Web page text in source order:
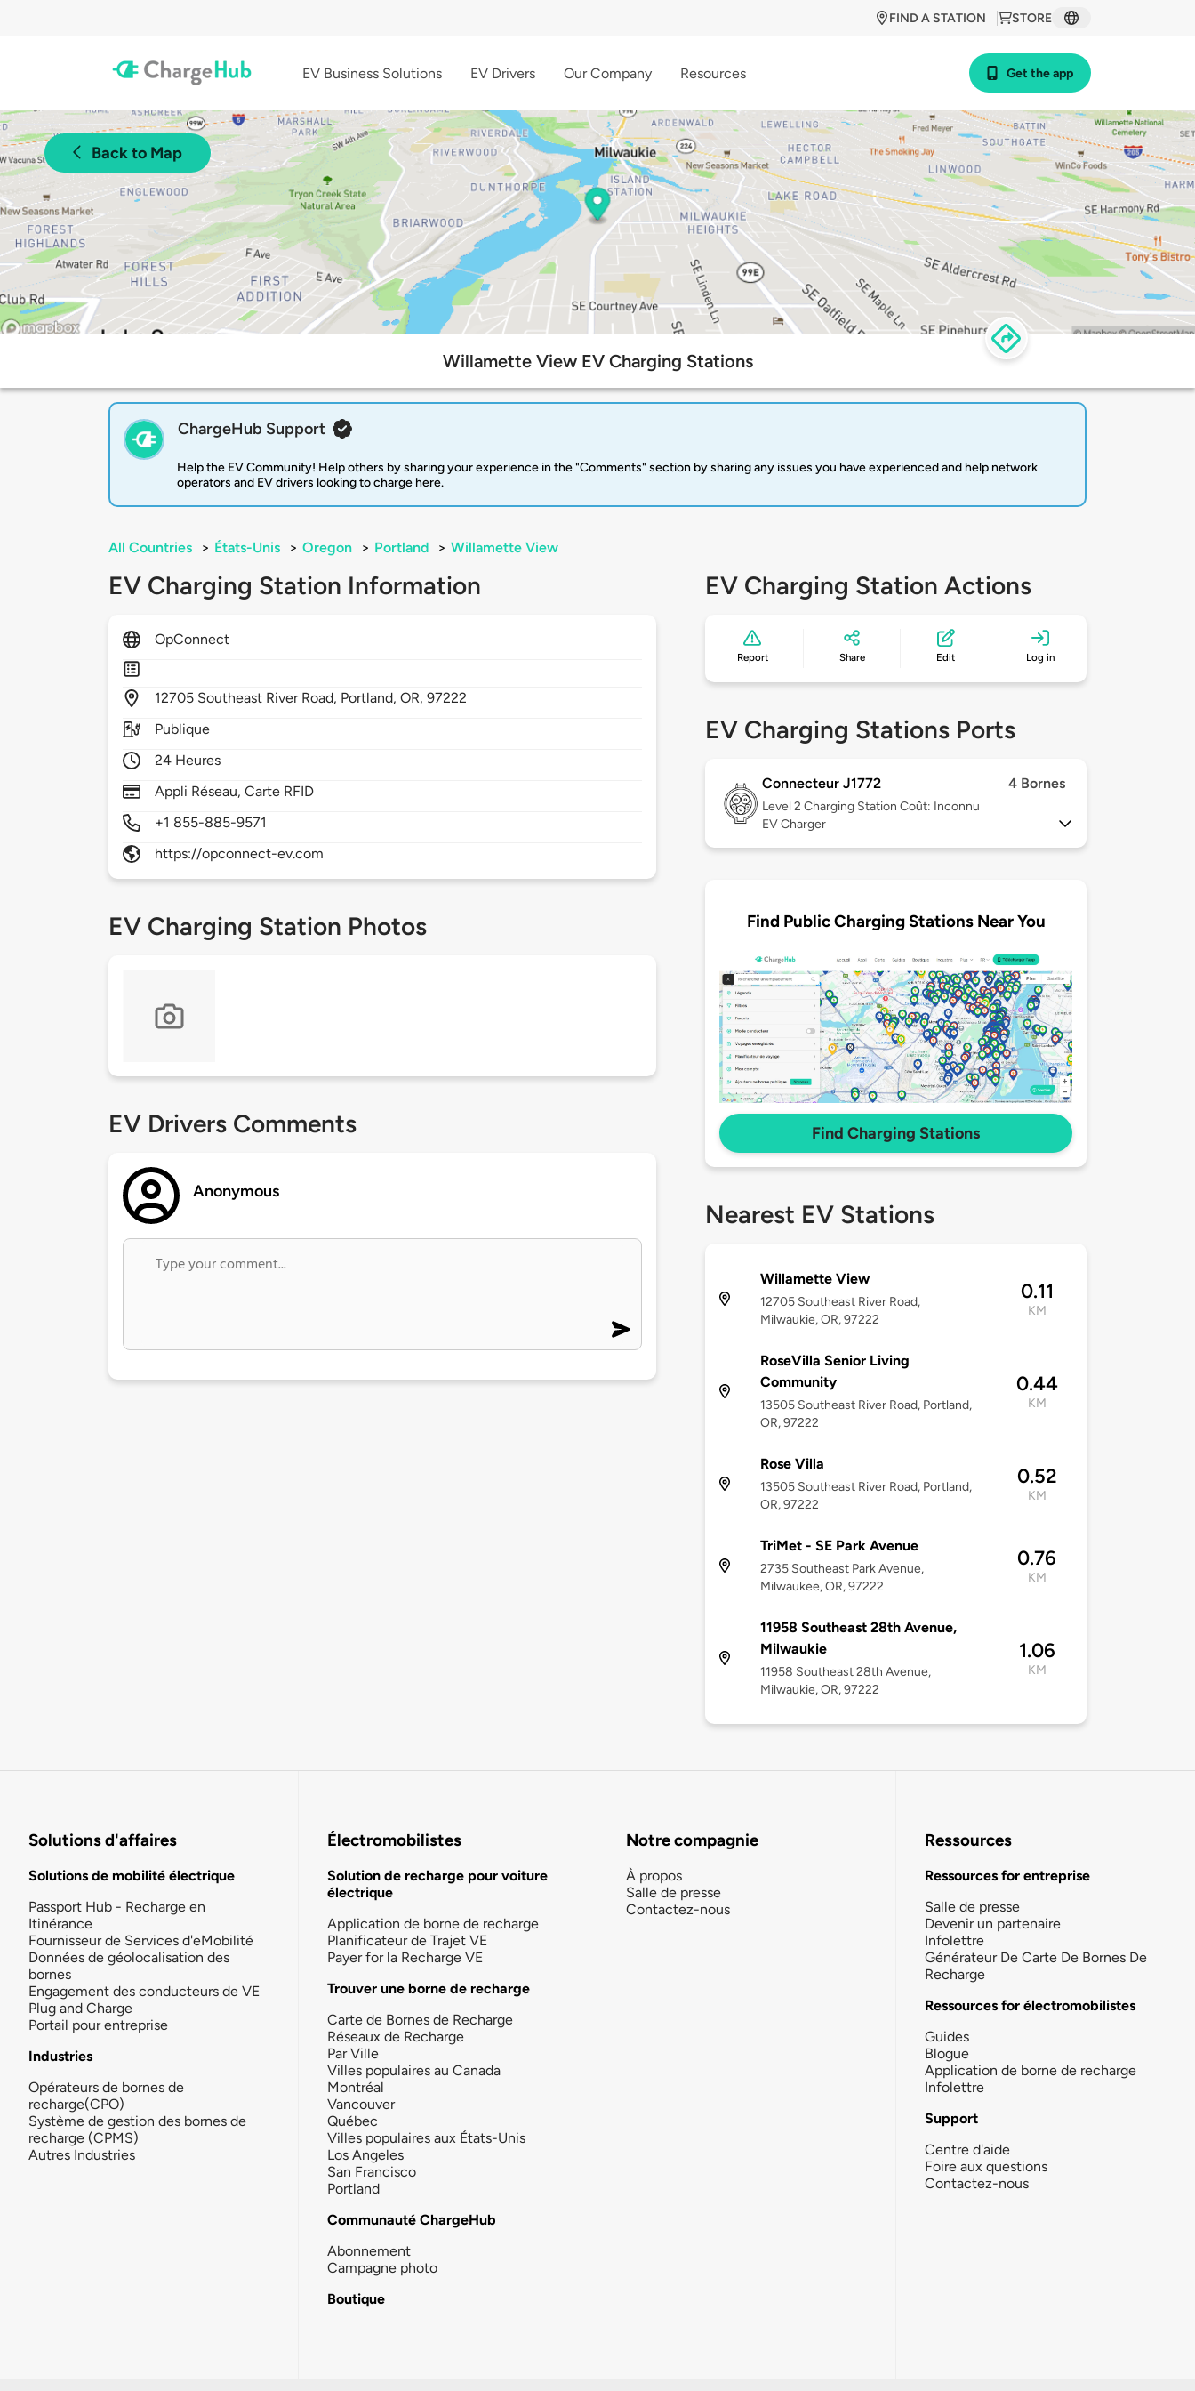
STORE
FIND A STATION
EV Business Solutions EV Drivers Our Company Resources Get the app
Back to Map
Willamette View EV Charging Stations
ChargeHub Support
Help the EV Community! Help others by sharing your experience in the "Comments" section by sharing any issues you have experienced and help network
operators and EV drivers looking to charge here.
All Countries > États-Unis > Oregon > Portland > Willamette View
EV Charging Station Information
OpConnect
12705 Southeast River Road, Portland,OR,97222
Publique
24 Heures
Appli Réseau, Carte RFID
+1 855-885-9571
https://opconnect-ev.com
EV Charging Station Photos
EV Drivers Comments
Anonymous
EV Charging Station Actions
Report Share Edit Log in
EV Charging Stations Ports
Connecteur J1772 4 Bornes
Level 2 Charging Station Coût: Inconnu
EV Charger
Find Public Charging Stations Near You
Find Charging Stations
Nearest EV Stations
Willamette View
12705 Southeast River Road,
Milwaukie, OR, 97222
0.11
KM
RoseVilla Senior Living
Community
13505 Southeast River Road, Portland,
OR, 97222
0.44
KM
Rose Villa
13505 Southeast River Road, Portland,
OR, 97222
0.52
KM
TriMet - SE Park Avenue
2735 Southeast Park Avenue,
Milwaukee, OR, 97222
0.76
KM
11958 Southeast 28th Avenue,
Milwaukie
11958 Southeast 28th Avenue,
Milwaukie, OR, 97222
1.06
KM
Solutions d'affaires
Solutions de mobilité électrique
Passport Hub - Recharge en
Itinérance
Fournisseur de Services d'eMobilité
Données de géolocalisation des
bornes
Engagement des conducteurs de VE
Plug and Charge
Portail pour entreprise
Industries
Opérateurs de bornes de
recharge(CPO)
Système de gestion des bornes de
recharge (CPMS)
Autres Industries
Électromobilistes
Solution de recharge pour voiture
électrique
Application de borne de recharge
Planificateur de Trajet VE
Payer for la Recharge VE
Trouver une borne de recharge
Carte de Bornes de Recharge
Réseaux de Recharge
Par Ville
Villes populaires au Canada
Montréal
Vancouver
Québec
Villes populaires aux États-Unis
Los Angeles
San Francisco
Portland
Communauté ChargeHub
Abonnement
Campagne photo
Boutique
Notre compagnie
À propos
Salle de presse
Contactez-nous
Ressources
Ressources for entreprise
Salle de presse
Devenir un partenaire
Infolettre
Générateur De Carte De Bornes De
Recharge
Ressources for électromobilistes
Guides
Blogue
Application de borne de recharge
Infolettre
Support
Centre d'aide
Foire aux questions
Contactez-nous